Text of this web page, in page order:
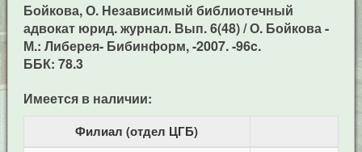
Бойкова, О. Независимый библиотечный
адвокат юрид. журнал. Вып. 6(48) / О. Бойкова -
М.: Либерея- Бибинформ, -2007. -96c.
ББК: 78.3
Имеется в наличии:
Филиал (отдел ЦГБ)